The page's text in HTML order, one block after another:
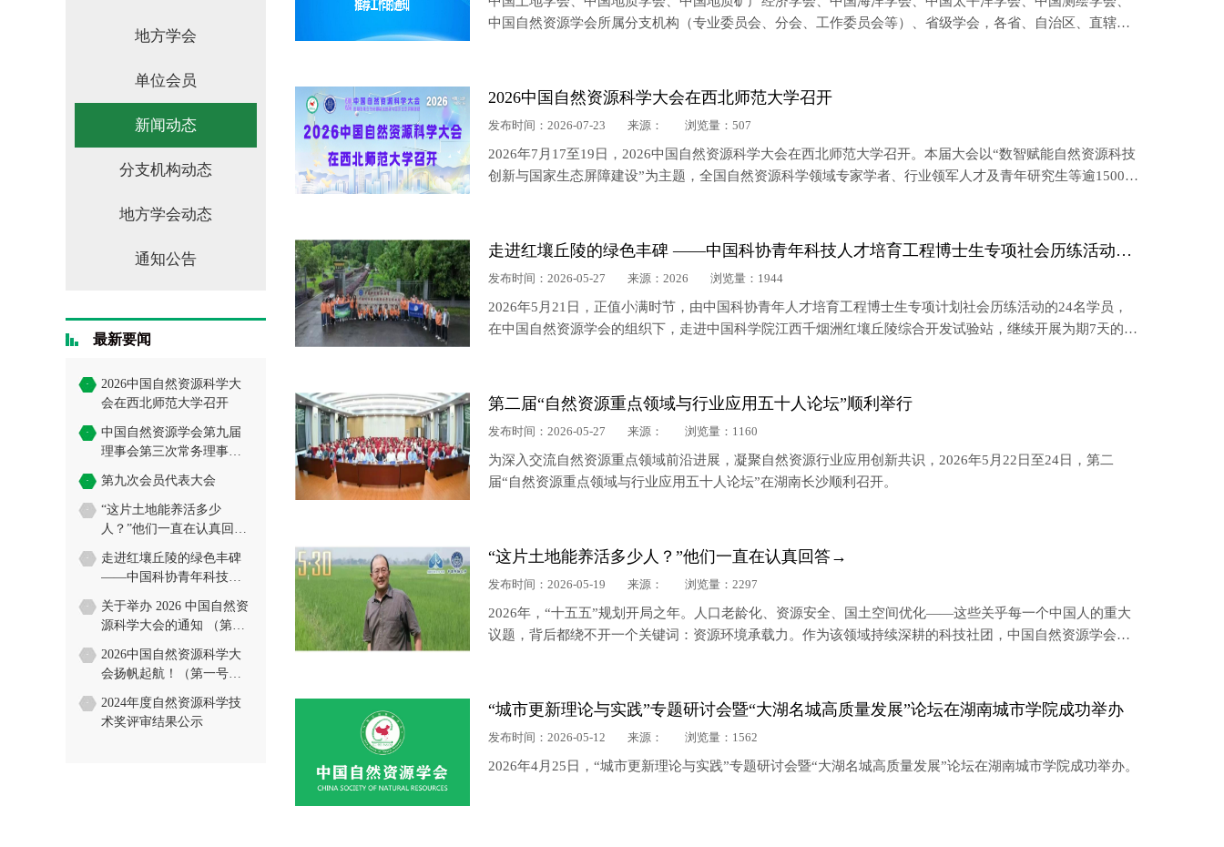
地方学会
单位会员
新闻动态
分支机构动态
地方学会动态
通知公告
最新要闻
·
2026中国自然资源科学大
会在西北师范大学召开
·
中国自然资源学会第九届
理事会第三次常务理事会
会议暨资源科学学科发展
研讨会在京召开
· 第九次会员代表大会
·
“这片土地能养活多少
人？”他们一直在认真回答
→
·
走进红壤丘陵的绿色丰碑
——中国科协青年科技人
才培育工程博士生专项社
会历练活动学员走进千烟
洲站
·
关于举办 2026 中国自然资
源科学大会的通知 （第二
·
2026中国自然资源科学大
会扬帆起航！（第一号通
·
2024年度自然资源科学技
术奖评审结果公示
中国自然资源学会所属分支机构（专业委员会、分会、工作委员会等）、省级学会，各省、自治区、直辖市
2026中国自然资源科学大会在西北师范大学召开
发布时间：2026-07-23 来源： 浏览量：507
2026年7月17至19日，2026中国自然资源科学大会在西北师范大学召开。本届大会以“数智赋能自然资源科技
创新与国家生态屏障建设”为主题，全国自然资源科学领域专家学者、行业领军人才及青年研究生等逾1500名
走进红壤丘陵的绿色丰碑 ——中国科协青年科技人才培育工程博士生专项社会历练活动学员走进千烟洲站
发布时间：2026-05-27 来源：2026 浏览量：1944
2026年5月21日，正值小满时节，由中国科协青年人才培育工程博士生专项计划社会历练活动的24名学员，
在中国自然资源学会的组织下，走进中国科学院江西千烟洲红壤丘陵综合开发试验站，继续开展为期7天的社
第二届“自然资源重点领域与行业应用五十人论坛”顺利举行
发布时间：2026-05-27 来源： 浏览量：1160
为深入交流自然资源重点领域前沿进展，凝聚自然资源行业应用创新共识，2026年5月22日至24日，第二
届“自然资源重点领域与行业应用五十人论坛”在湖南长沙顺利召开。
“这片土地能养活多少人？”他们一直在认真回答→
发布时间：2026-05-19 来源： 浏览量：2297
2026年，“十五五”规划开局之年。人口老龄化、资源安全、国土空间优化——这些关乎每一个中国人的重大
议题，背后都绕不开一个关键词：资源环境承载力。作为该领域持续深耕的科技社团，中国自然资源学会如
“城市更新理论与实践”专题研讨会暨“大湖名城高质量发展”论坛在湖南城市学院成功举办
发布时间：2026-05-12 来源： 浏览量：1562
2026年4月25日，“城市更新理论与实践”专题研讨会暨“大湖名城高质量发展”论坛在湖南城市学院成功举办。